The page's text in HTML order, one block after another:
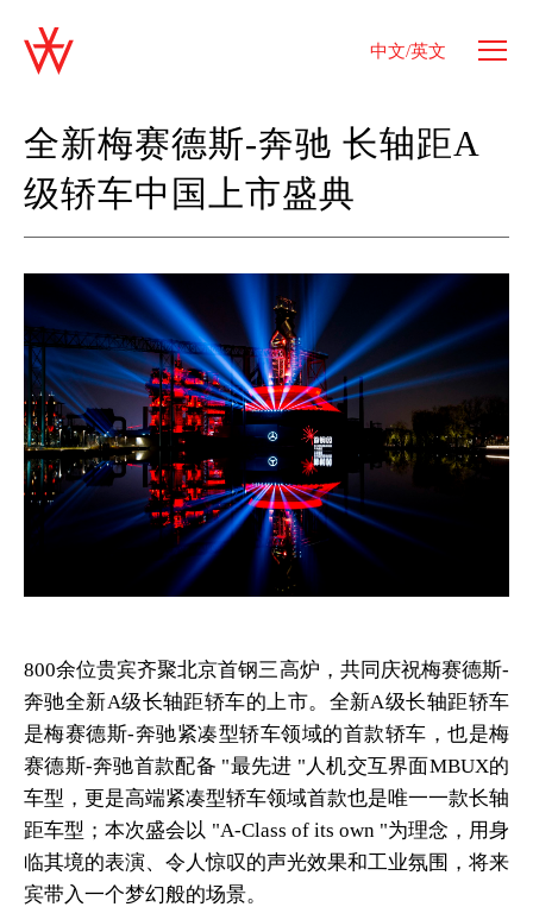
中文/英文
全新梅赛德斯-奔驰 长轴距A
级轿车中国上市盛典
800余位贵宾齐聚北京首钢三高炉，共同庆祝梅赛德斯-
奔驰全新A级长轴距轿车的上市。全新A级长轴距轿车
是梅赛德斯-奔驰紧凑型轿车领域的首款轿车，也是梅
赛德斯-奔驰首款配备 "最先进 "人机交互界面MBUX的
车型，更是高端紧凑型轿车领域首款也是唯一一款长轴
距车型；本次盛会以 "A-Class of its own "为理念，用身
临其境的表演、令人惊叹的声光效果和工业氛围，将来
宾带入一个梦幻般的场景。